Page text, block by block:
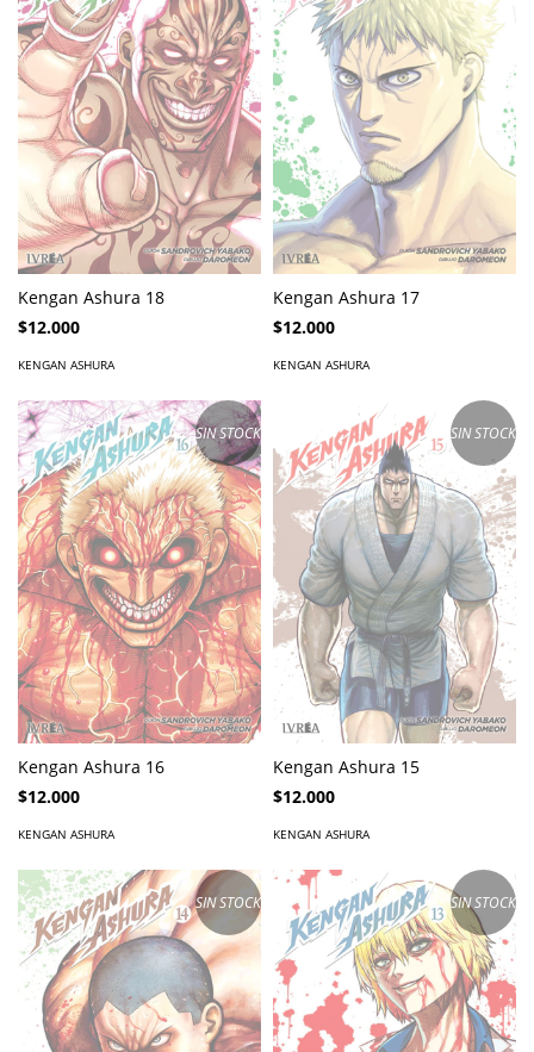
Kengan Ashura 18
$12.000
KENGAN ASHURA
Kengan Ashura 17
$12.000
KENGAN ASHURA
SIN STOCK
Kengan Ashura 16
$12.000
KENGAN ASHURA
SIN STOCK
Kengan Ashura 15
$12.000
KENGAN ASHURA
SIN STOCK SIN STOCK